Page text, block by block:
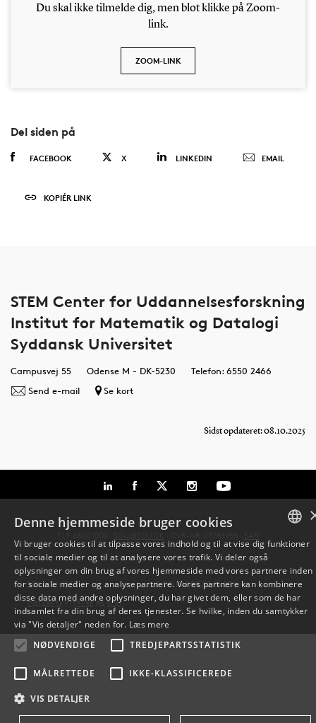
Du skal ikke tilmelde dig, men blot klikke på Zoom-
link.
ZOOM-LINK
Del siden på
FACEBOOK X LINKEDIN EMAIL
KOPIÉR LINK
STEM Center for Uddannelsesforskning
Institut for Matematik og Datalogi
Syddansk Universitet
Campusvej 55 Odense M - DK-5230
Telefon: 6550 2466
Send e-mail
Se kort
Sidst opdateret: 08.10.2025
SDU VEJVISER
JOB OG KARRIERE PÅ SDU
DATABESKYTTELSE PÅ SDU
ENGLISH
Denne hjemmeside bruger cookies
Vi bruger cookies til at tilpasse vores indhold og til at vise dig funktioner
til sociale medier og til at analysere vores trafik. Vi deler også
oplysninger om din brug af vores hjemmeside med vores partnere inden
for sociale medier og analysepartnere. Vores partnere kan kombinere
disse data med andre oplysninger, du har givet dem, eller som de har
indsamlet fra din brug af deres tjenester. Se hvilke, inden du samtykker
via "Vis detaljer" neden for. Læs mere
NØDVENDIGE
TREDJEPARTSSTATISTIK
MÅLRETTEDE IKKE-KLASSIFICEREDE
VIS DETALJER